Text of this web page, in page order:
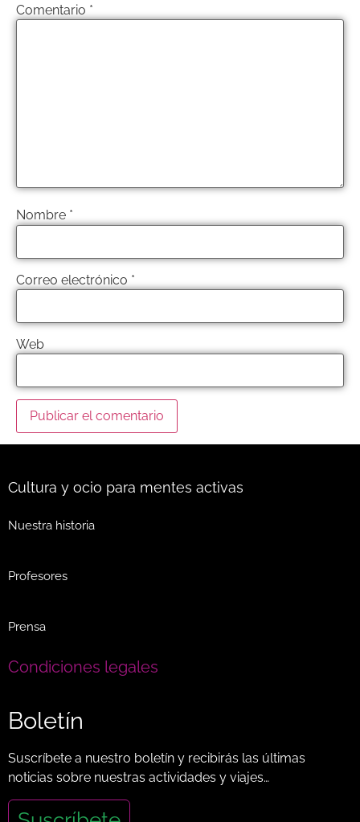
Comentario *
Nombre *
Correo electrónico *
Web
Cultura y ocio para mentes activas
Nuestra historia
Profesores
Prensa
Condiciones legales
Boletín
Suscríbete a nuestro boletín y recibirás las últimas
noticias sobre nuestras actividades y viajes…